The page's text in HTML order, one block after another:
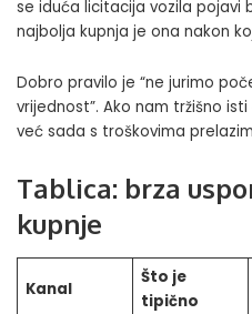
se iduća licitacija vozila pojavi
najbolja kupnja je ona nakon
Dobro pravilo je “ne jurimo
vrijednost”. Ako nam tržišno
već sada s troškovima
Tablica: brza
kupnje
Kanal
Što je
tipično